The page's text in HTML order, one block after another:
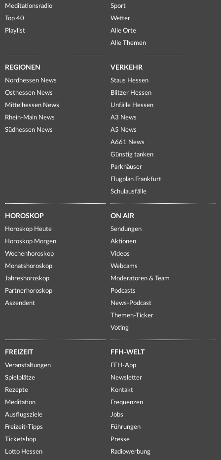
Meditationsradio
Top 40
Playlist
Sport
Wetter
Alle Orte
Alle Themen
REGIONEN
Nordhessen News
Osthessen News
Mittelhessen News
Rhein-Main News
Südhessen News
VERKEHR
Staus Hessen
Blitzer Hessen
Unfälle Hessen
A3 News
A5 News
A661 News
Günstig tanken
Parkhäuser
Flugplan Frankfurt
Schulausfälle
HOROSKOP
Horoskop Heute
Horoskop Morgen
Wochenhoroskop
Monatshoroskop
Jahreshoroskop
Partnerhoroskop
Aszendent
ON AIR
Sendungen
Aktionen
Videos
Webcams
Moderatoren & Team
Podcasts
News-Podcast
Themen-Ticker
Voting
FREIZEIT
Veranstaltungen
Spielplätze
Rezepte
Meditation
Ausflugsziele
Freizeit-Tipps
Ticketshop
Lotto Hessen
FFH-WELT
FFH-App
Newsletter
Kontakt
Frequenzen
Jobs
Führungen
Presse
Radiowerbung